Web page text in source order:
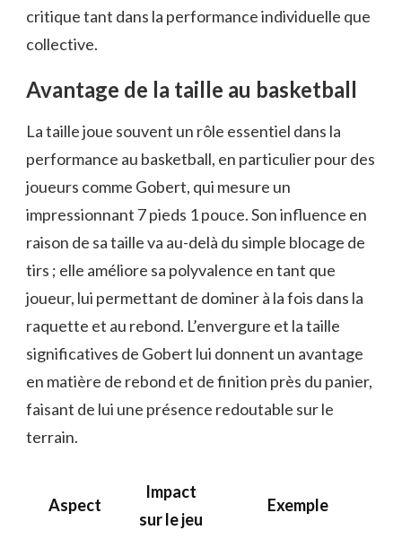
critique tant dans la performance individuelle que
collective.
Avantage de la taille au basketball
La taille joue souvent un rôle essentiel dans la
performance au basketball, en particulier pour des
joueurs comme Gobert, qui mesure un
impressionnant 7 pieds 1 pouce. Son influence en
raison de sa taille va au-delà du simple blocage de
tirs ; elle améliore sa polyvalence en tant que
joueur, lui permettant de dominer à la fois dans la
raquette et au rebond. L’envergure et la taille
significatives de Gobert lui donnent un avantage
en matière de rebond et de finition près du panier,
faisant de lui une présence redoutable sur le
terrain.
Aspect
Impact
sur le jeu
Exemple